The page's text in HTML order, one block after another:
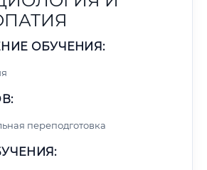
ОБУЧЕНИЯ:
переподготовка